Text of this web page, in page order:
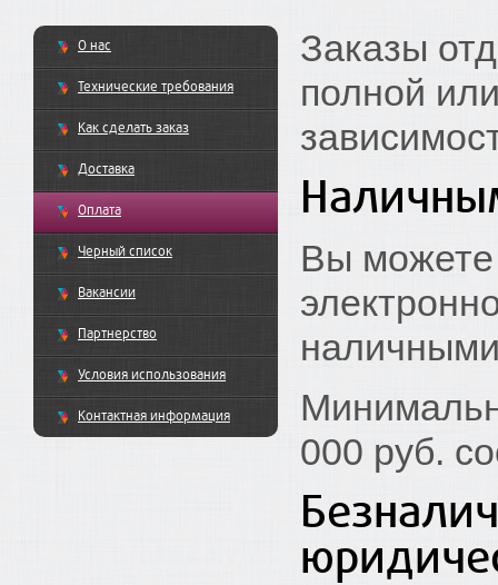
О нас
Технические требования
Как сделать заказ
Доставка
Оплата
Черный список
Вакансии
Партнерство
Условия использования
Контактная информация
Заказы
полной
Вы можете
000 руб.